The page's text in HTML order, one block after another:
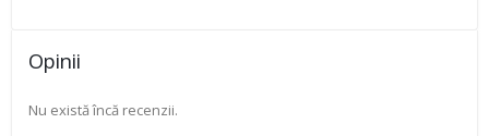
Opinii
Nu există încă recenzii.